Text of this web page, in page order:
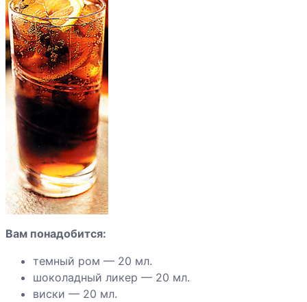
"Сладкий сон"
Коктейль
"Замерзшая
акула"
Вам понадобится:
темный ром — 20 мл.
шоколадный ликер — 20 мл.
виски — 20 мл.